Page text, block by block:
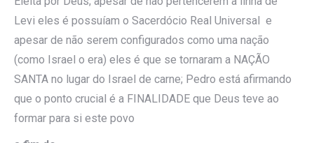
Levi eles é possuíam o Sacerdócio Real Universal e
apesar de não serem configurados como uma nação
(como Israel o era) eles é que se tornaram a NAÇÃO
SANTA no lugar do Israel de carne; Pedro está afirmando
que o ponto crucial é a FINALIDADE que Deus teve ao
formar para si este povo